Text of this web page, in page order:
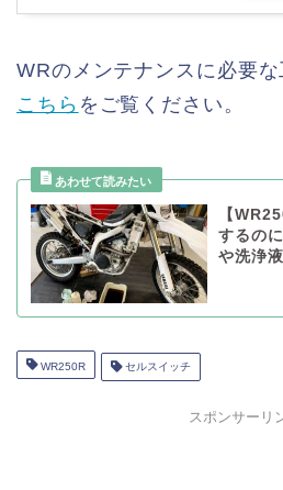
WRのメンテナンスに必要
こちら をご覧ください。
【
するの
や洗浄
WR250R セルスイッチ
スポンサーリ